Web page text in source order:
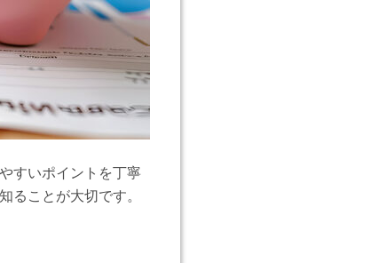
すいポイントを丁寧
ることが大切です。